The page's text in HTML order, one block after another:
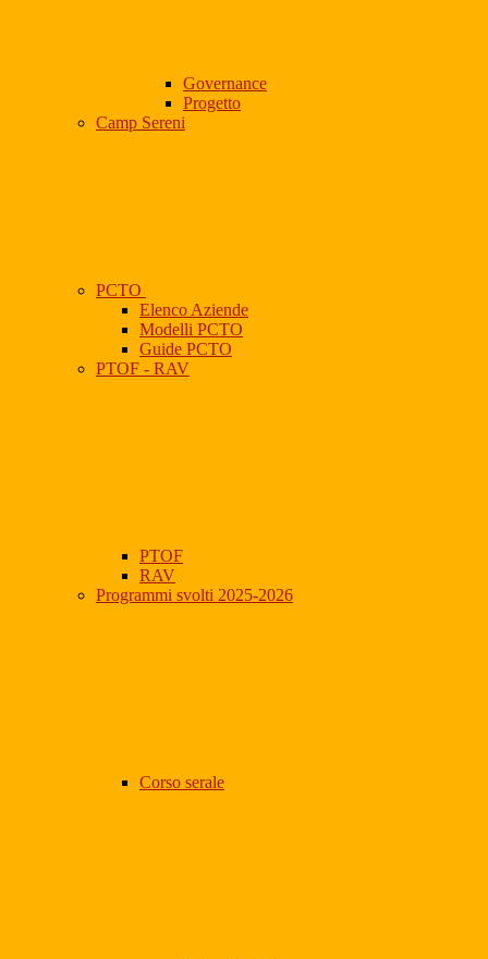
Governance
Progetto
Camp Sereni
PCTO
Elenco Aziende
Modelli PCTO
Guide PCTO
PTOF - RAV
PTOF
RAV
Programmi svolti 2025-2026
Corso serale